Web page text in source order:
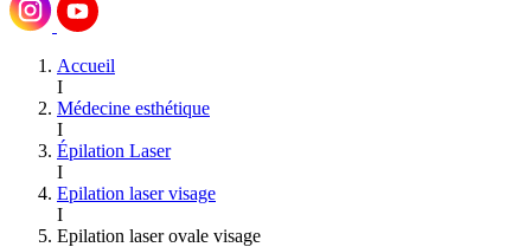
Accueil
I
Médecine esthétique
I
Épilation Laser
I
Epilation laser visage
I
Epilation laser ovale visage